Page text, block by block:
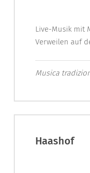
Live-Musik mit
Verweilen auf
Musica
Haashof